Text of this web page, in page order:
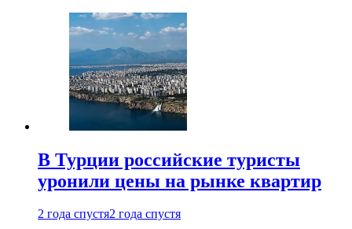
В Турции российские туристы
уронили цены на рынке квартир
2 года спустя2 года спустя